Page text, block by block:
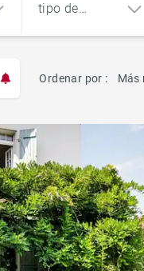
tipo de
Castillo
Ordenar por : Más